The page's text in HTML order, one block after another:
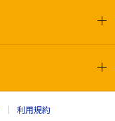
利用規約